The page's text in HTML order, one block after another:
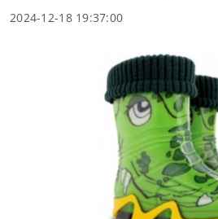
2024-12-18 19:37:00